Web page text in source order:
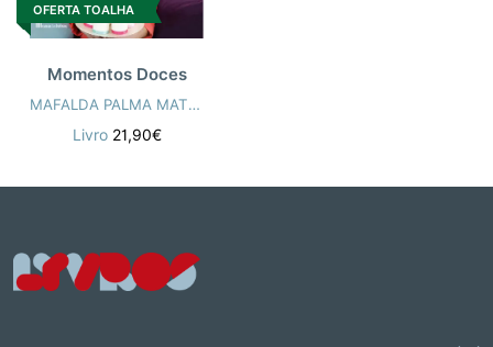
OFERTA TOALHA
Momentos Doces
MAFALDA PALMA MATIAS
Livro 21,90€